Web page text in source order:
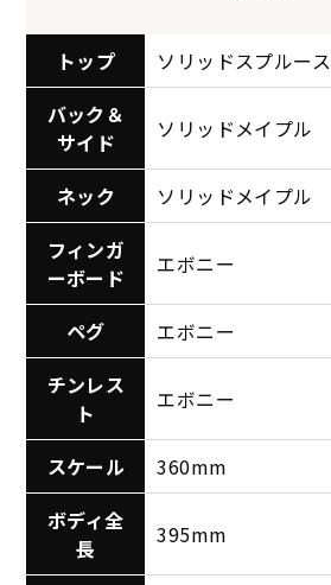
トップ
ソリッドスプルース
バック＆
サイド
ソリッドメイプル
ネック
ソリッドメイプル
フィンガ
ーボード
エボニー
ペグ
エボニー
チンレス
ト
エボニー
スケール
360mm
ボディ全
長
395mm